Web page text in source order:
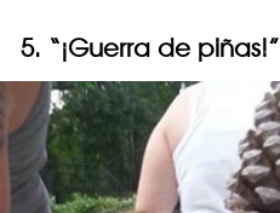
5. “¡Guerra de piñas!”